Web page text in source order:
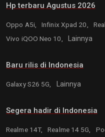
Hp terbaru Agustus 2026
Oppo A5i, Infinix Xpad 20,
Vivo iQOO Neo 10,
Lainnya
Baru rilis di Indonesia
Galaxy S26 5G, Lainnya
Segera hadir di Indonesia
Realme 14T, Realme 14 5G,